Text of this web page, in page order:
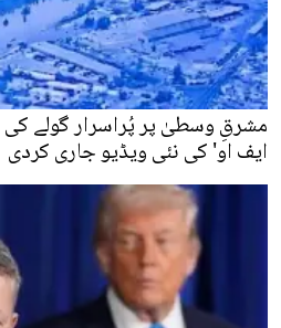
مشرقِ وسطیٰ پر پُراسرار گولے کی
ایف او' کی نئی ویڈیو جاری کردی